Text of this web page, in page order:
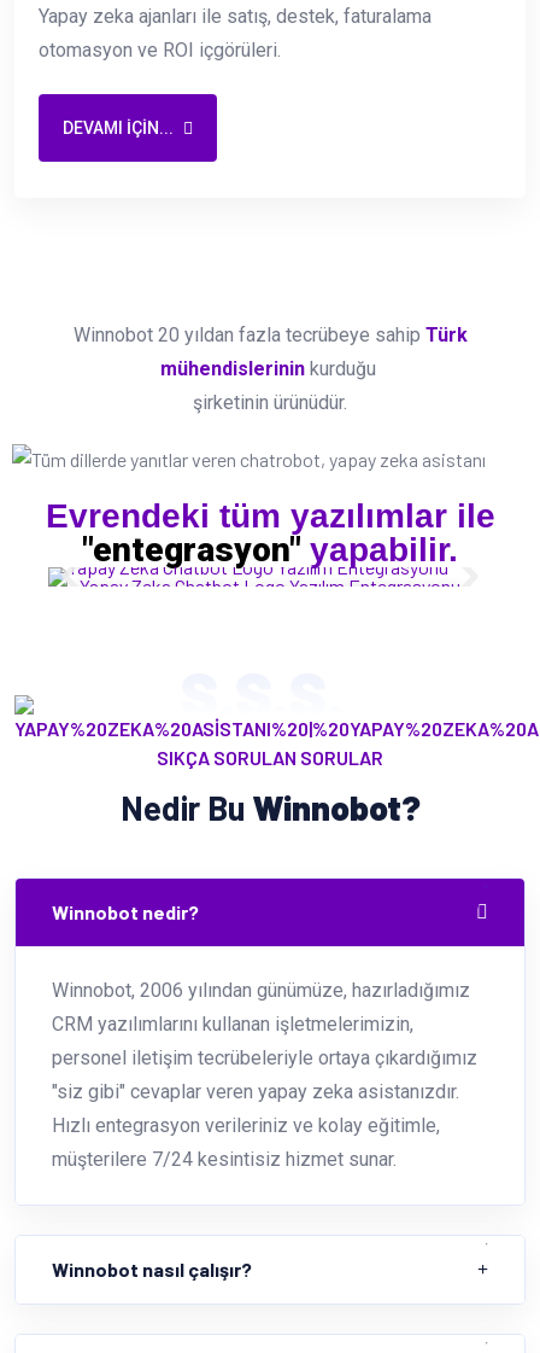
Yapay zeka ajanları ile satış, destek, faturalama
otomasyon ve ROI içgörüleri.
DEVAMI IÇIN...
Winnobot 20 yıldan fazla tecrübeye sahip Türk
mühendislerininkurduğu
şirketinin ürünüdür.
Evrendeki tüm yazılımlar ile
"entegrasyon" yapabilir.
Yapay Zeka Chatbot Logo Yazılım Entegrasyonu
SIKÇA SORULAN SORULAR
Nedir Bu Winnobot?
Winnobot nedir?
Winnobot, 2006 yılından günümüze, hazırladığımız
CRM yazılımlarını kullanan işletmelerimizin,
personel iletişim tecrübeleriyle ortaya çıkardığımız
"siz gibi" cevaplar veren yapay zeka asistanızdır.
Hızlı entegrasyon verileriniz ve kolay eğitimle,
müşterilere 7/24 kesintisiz hizmet sunar.
Winnobot nasıl çalışır?